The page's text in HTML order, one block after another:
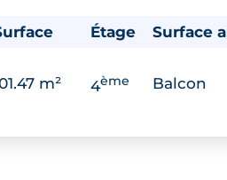
Étage Surface
m² 4ème Balcon